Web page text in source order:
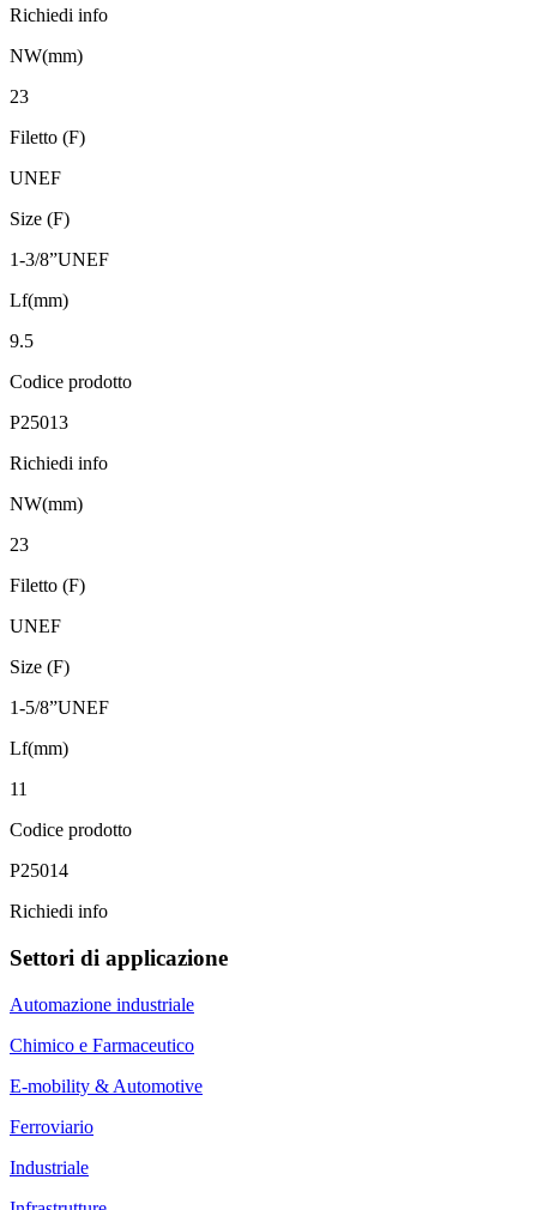
Richiedi info
NW(mm)
23
Filetto (F)
UNEF
Size (F)
1-3/8”UNEF
Lf(mm)
9.5
Codice prodotto
P25013
Richiedi info
NW(mm)
23
Filetto (F)
UNEF
Size (F)
1-5/8”UNEF
Lf(mm)
11
Codice prodotto
P25014
Richiedi info
Settori di applicazione
Automazione industriale
Chimico e Farmaceutico
E-mobility & Automotive
Ferroviario
Industriale